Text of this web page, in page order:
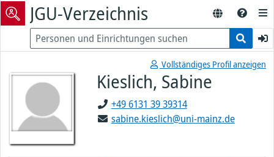
JGU-Verzeichnis
Vollständiges Profil anzeigen
Kieslich, Sabine
+49 6131 39 39314
sabine.kieslich@uni-mainz.de